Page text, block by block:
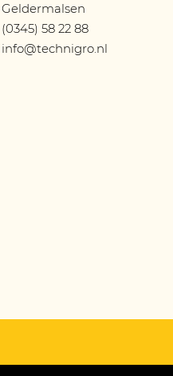
Geldermalsen
(0345) 58 22 88
info@technigro.nl